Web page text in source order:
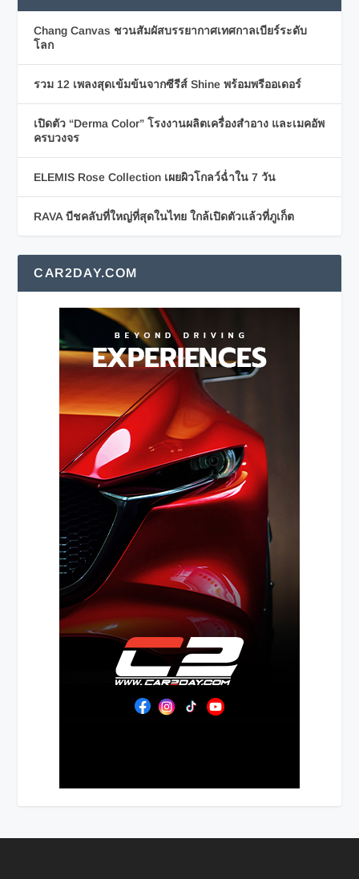
Chang Canvas ชวนสัมผัสบรรยากาศเทศกาลเบียร์ระดับ
โลก
รวม 12 เพลงสุดเข้มข้นจากซีรีส์ Shine พร้อมพรีออเดอร์
เปิดตัว “Derma Color” โรงงานผลิตเครื่องสำอาง และเมคอัพ
ครบวงจร
ELEMIS Rose Collection เผยผิวโกลว์ฉ่ำใน 7 วัน
RAVA บีชคลับที่ใหญ่ที่สุดในไทย ใกล้เปิดตัวแล้วที่ภูเก็ต
CAR2DAY.COM